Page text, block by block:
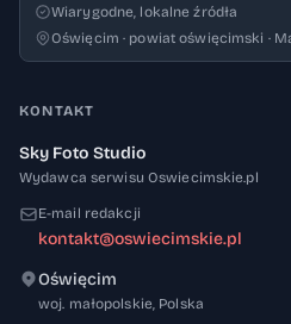
Wiarygodne, lokalne źródła
Oświęcim · powiat oświęcimski ·
KONTAKT
Sky Foto Studio
Wydawca serwisu Oswiecimskie.pl
E-mail redakcji
kontakt@oswiecimskie.pl
Oświęcim
woj. małopolskie, 32-600
Polska